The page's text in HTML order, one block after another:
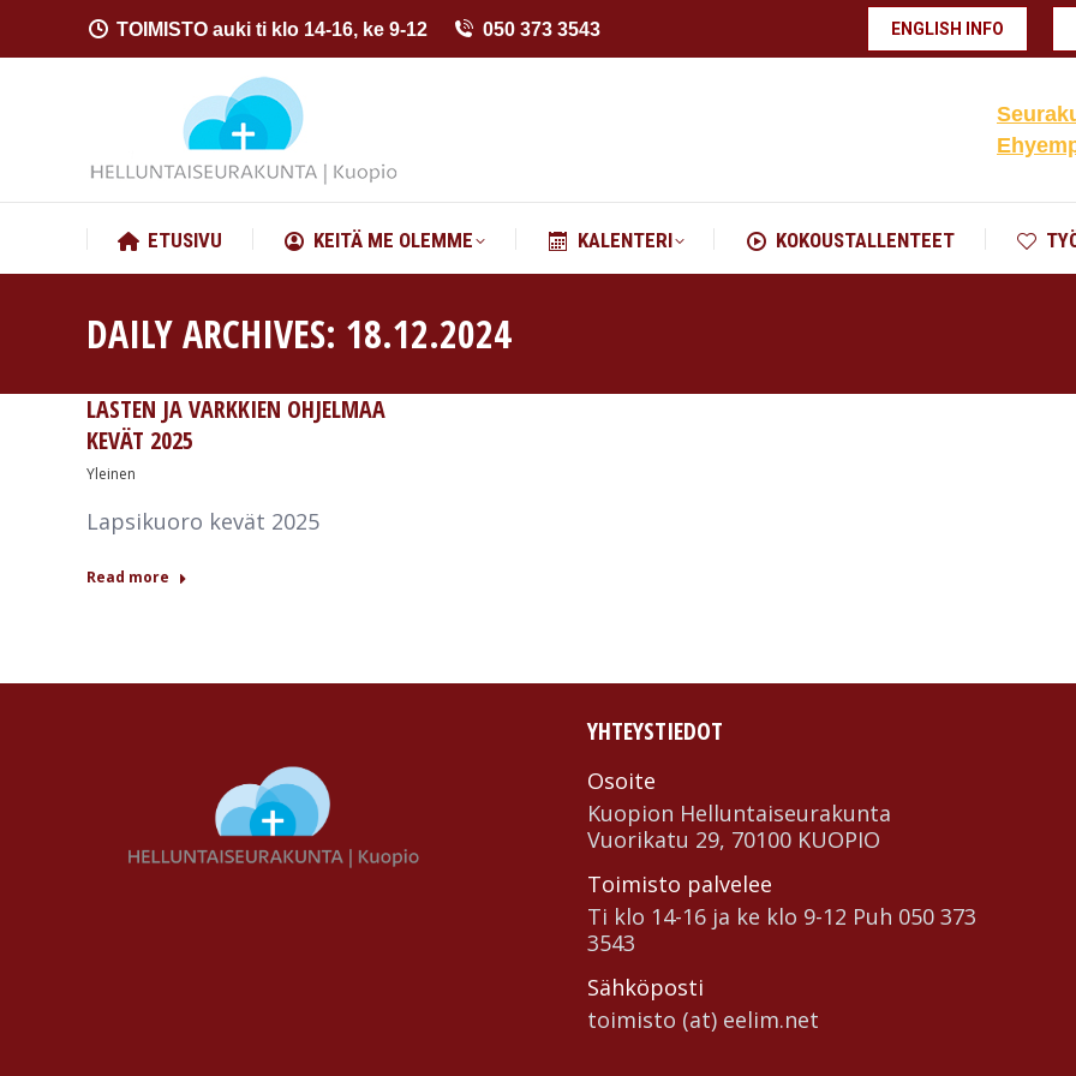
TOIMISTO auki ti klo 14-16, ke 9-12 050 373 3543 ENGLISH INFO
ETUSIVU KEITÄ ME OLEMME KALENTERI KOKOUSTALLENTEET
DAILY ARCHIVES: 18.12.2024
LASTEN JA VARKKIEN OHJELMAA
KEVÄT 2025
Yleinen
Lapsikuoro kevät 2025
Read more
YHTEYSTIEDOT
Osoite
Kuopion Helluntai­seurakunta
Vuorikatu 29, 70100 KUOPIO
Toimisto palvelee
Ti klo 14-16 ja ke klo 9-12 Puh 050 373
3543
Sähköposti
toimisto (at) eelim.net
ETUSIVU KEITÄ ME OLEMME KALENTERI KOKOUSTALLENTEET